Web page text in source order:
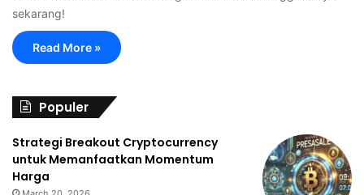
sekarang!
Read More »
Populer
Strategi Breakout Cryptocurrency
untuk Memanfaatkan Momentum
Harga